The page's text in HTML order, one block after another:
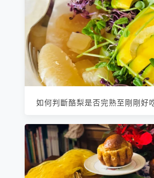
如何判斷酪梨是否完熟至剛剛好